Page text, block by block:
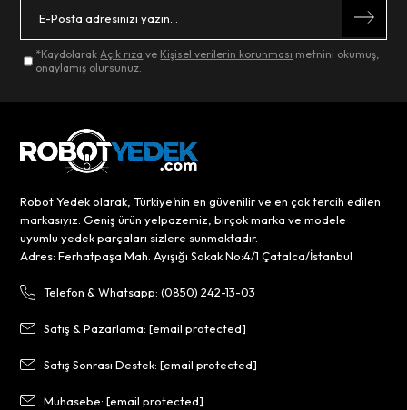
*KaydolarakAçık rıza ve Kişisel verilerin korunması metnini okumuş,
onaylamış olursunuz.
Robot Yedek olarak, Türkiye’nin en güvenilir ve en çok tercih edilen
markasıyız. Geniş ürün yelpazemiz, birçok marka ve modele
uyumlu yedek parçaları sizlere sunmaktadır.
Adres: Ferhatpaşa Mah. Ayışığı Sokak No:4/1 Çatalca/İstanbul
Telefon & Whatsapp: (0850) 242-13-03
Satış & Pazarlama:[email protected]
Satış Sonrası Destek:[email protected]
Muhasebe:[email protected]